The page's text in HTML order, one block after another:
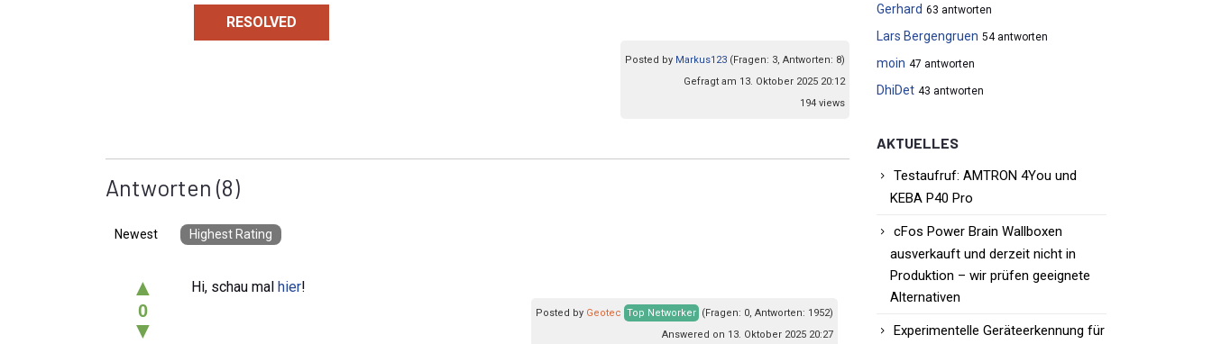
RESOLVED
Posted by Markus123 (Fragen: 3, Antworten: 8)
Gefragt am 13. Oktober 2025 20:12
194 views
Antworten (8)
Newest Highest Rating
▲
0
▼
Hi, schau mal hier!
Posted by Geotec Top Networker (Fragen: 0, Antworten: 1952)
Answered on 13. Oktober 2025 20:27
Gerhard 63 antworten
Lars Bergengruen 54 antworten
moin 47 antworten
DhiDet 43 antworten
AKTUELLES
Testaufruf: AMTRON 4You und
KEBA P40 Pro
cFos Power Brain Wallboxen
ausverkauft und derzeit nicht in
Produktion – wir prüfen geeignete
Alternativen
Experimentelle Geräteerkennung für